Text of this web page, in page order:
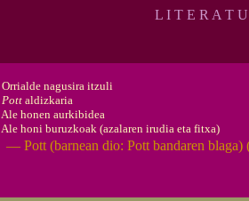
L I T E R A T
Orrialde nagusira itzuli
Pott aldizkaria
Ale honen aurkibidea
Ale honi buruzkoak (azalaren irudia eta fitxa)
— Pott (barnean dio: Pott bandaren